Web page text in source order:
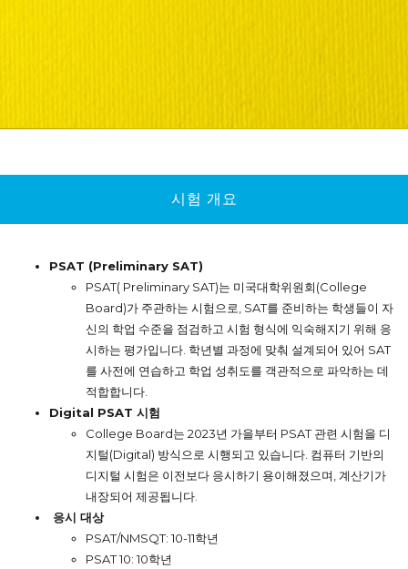
시험 개요
PSAT (Preliminary SAT)
PSAT( Preliminary SAT)는 미국대학위원회(College
Board)가 주관하는 시험으로, SAT를 준비하는 학생들이 자
신의 학업 수준을 점검하고 시험 형식에 익숙해지기 위해 응
시하는 평가입니다. 학년별 과정에 맞춰 설계되어 있어 SAT
를 사전에 연습하고 학업 성취도를 객관적으로 파악하는 데
적합합니다.
Digital PSAT 시험
College Board는 2023년 가을부터 PSAT 관련 시험을 디
지털(Digital) 방식으로 시행되고 있습니다. 컴퓨터 기반의
디지털 시험은 이전보다 응시하기 용이해졌으며, 계산기가
내장되어 제공됩니다.
응시 대상
PSAT/NMSQT: 10-11학년
PSAT 10: 10학년